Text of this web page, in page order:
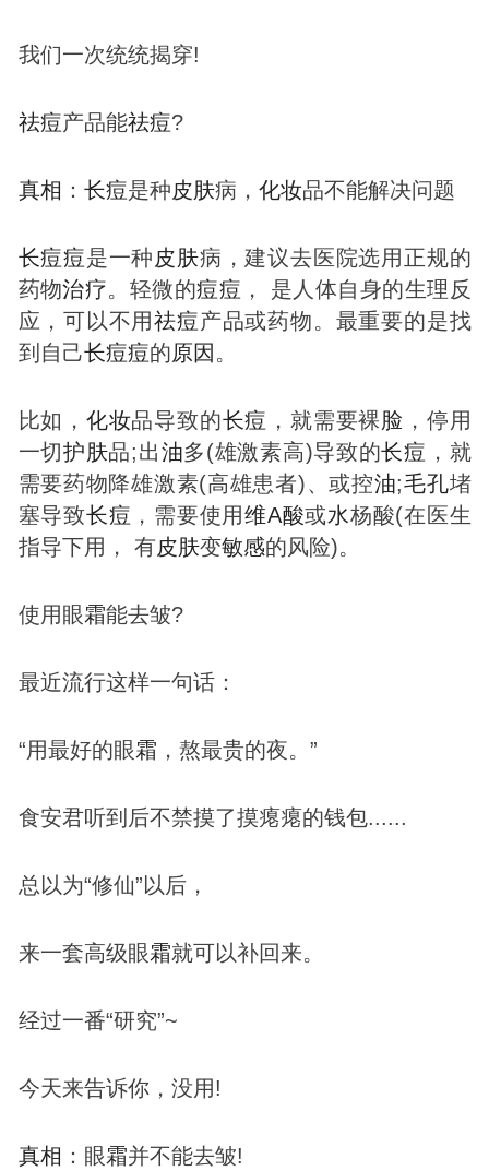
我们一次统统揭穿!
祛痘产品能祛痘?
真相 ： 长痘是种皮肤病， 化妆品不能解决问题
长痘痘是一种 皮肤病，建议去医院选用正规的
药物治疗。轻微的痘痘 ， 是人体自身的生理反
应，可以不用祛痘产品或药物。最重要的是找
到自己长痘痘的原因 。
比如， 化妆品导致的长痘 ，就需要裸脸 ，停用
一切护肤品;出油多(雄激素高)导致的长痘 ，就
需要药物降雄激素(高雄患者)、或控油;毛孔堵
塞导致长痘 ，需要使用维A酸或水杨酸(在医生
指导下用， 有皮肤变敏感的风险)。
使用眼霜能去皱?
最近流行这样一句话：
“用最好的眼霜 ，熬最贵的夜。”
食安君听到后不禁摸了摸瘪瘪的钱包......
总以为“修仙”以后，
来一套高级眼霜就可以补回来。
经过一番“研究”~
今天来告诉你，没用!
真相 ：眼霜并不能去皱!